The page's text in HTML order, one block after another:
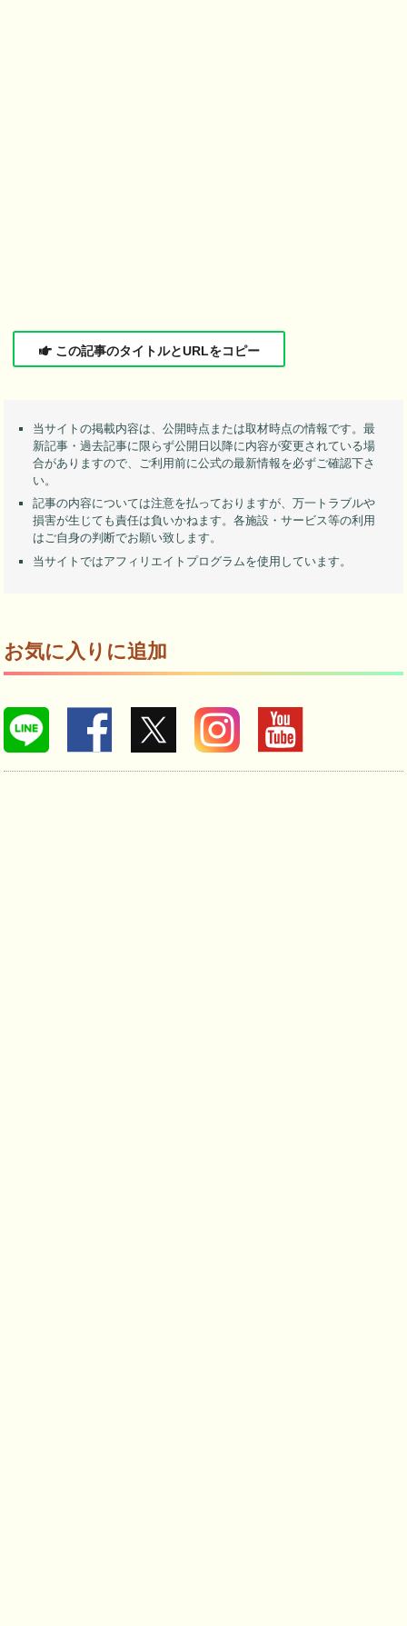
この記事のタイトルとURLをコピー
当サイトの掲載内容は、公開時点または取材時点の情報です。最
新記事・過去記事に限らず公開日以降に内容が変更されている場
合がありますので、ご利用前に公式の最新情報を必ずご確認下さ
い。
記事の内容については注意を払っておりますが、万一トラブルや
損害が生じても責任は負いかねます。各施設・サービス等の利用
はご自身の判断でお願い致します。
当サイトではアフィリエイトプログラムを使用しています。
お気に入りに追加